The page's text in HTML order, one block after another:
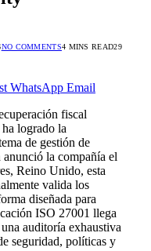
NO COMMENTS4 MINS READ29
WhatsApp Email
fiscal
logrado la
de gestión de
la compañía el
Reino Unido, esta
valida los
diseñada para
ISO 27001 llega
auditoría exhaustiva
seguridad, políticas y